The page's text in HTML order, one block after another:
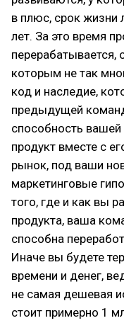
в плюс, срок
лет. За это время
которым не так
код и наследие,
предыдущей
способность
продукт вместе с
рынок, под ваши
маркетинговые
того, где и как вы
продукта, ваша
способна
Иначе вы будете
времени и денег,
не самая дешевая
стоит примерно 1